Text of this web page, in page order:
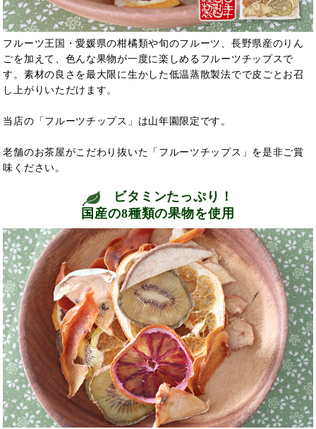
フルーツ王国・愛媛県の柑橘類や旬のフルーツ、長野県産のりん
ごを加えて、色んな果物が一度に楽しめるフルーツチップスで
す。素材の良さを最大限に生かした低温蒸散製法でで皮ごとお召
し上がりいただけます。
当店の「フルーツチップス」は山年園限定です。
老舗のお茶屋がこだわり抜いた「フルーツチップス」を是非ご賞
味ください。
ビタミンたっぷり！
国産の8種類の果物を使用